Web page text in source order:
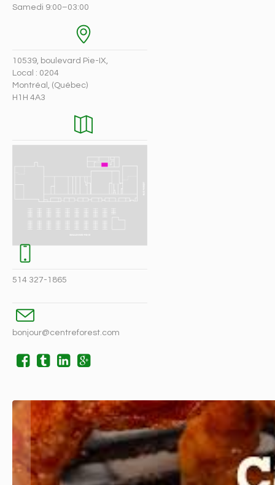
Samedi 9:00–03:00
10539, boulevard Pie-IX,
Local : 0204
Montréal, (Québec)
H1H 4A3
514 327-1865
bonjour@centreforest.com